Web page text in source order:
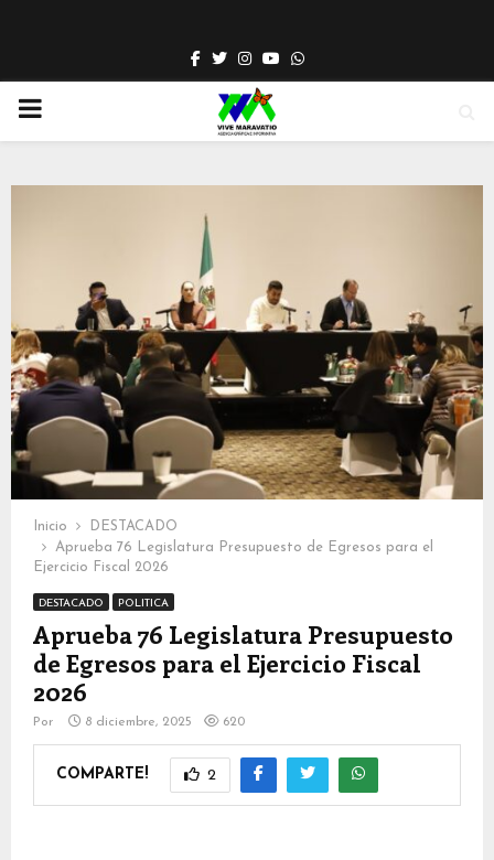
Facebook
TwitterInstagram
YoutubeWhatsapp
PRIMARY
Inicio
DESTACADO
Aprueba 76 Legislatura Presupuesto de Egresos para el
Ejercicio Fiscal 2026
DESTACADO POLITICA
Aprueba 76 Legislatura Presupuesto
de Egresos para el Ejercicio Fiscal
2026
Por 8 diciembre, 2025 620
COMPARTE! 2